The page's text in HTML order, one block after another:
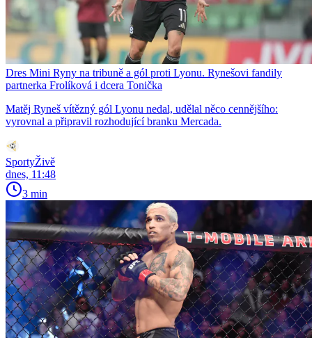
Dres Mini Ryny na tribuně a gól proti Lyonu. Rynešovi fandily
partnerka Frolíková i dcera Tonička
Matěj Ryneš vítězný gól Lyonu nedal, udělal něco cennějšího:
vyrovnal a připravil rozhodující branku Mercada.
SportyŽivě
dnes, 11:48
3 min